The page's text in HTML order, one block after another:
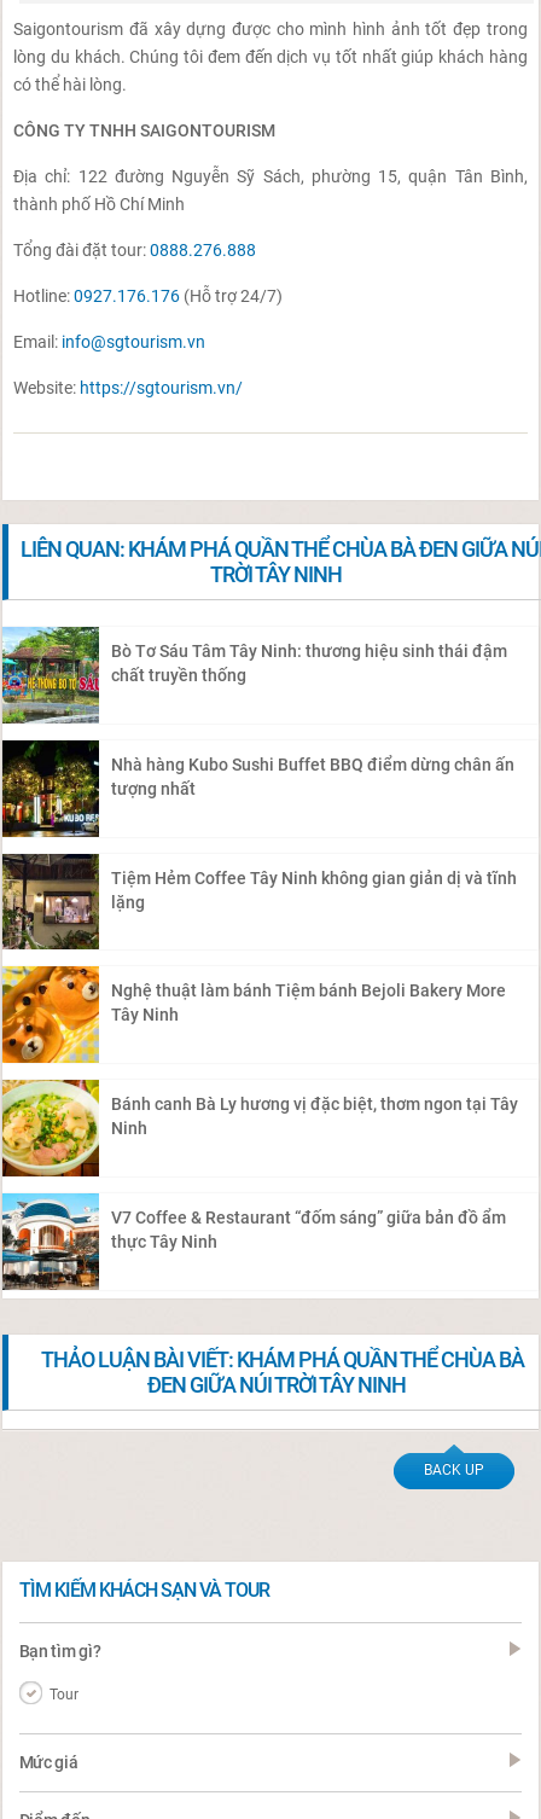
Saigontourism đã xây dựng được cho mình hình ảnh tốt đẹp trong
lòng du khách. Chúng tôi đem đến dịch vụ tốt nhất giúp khách hàng
có thể hài lòng.
CÔNG TY TNHH SAIGONTOURISM
Địa chỉ: 122 đường Nguyễn Sỹ Sách, phường 15, quận Tân Bình,
thành phố Hồ Chí Minh
Tổng đài đặt tour:0888.276.888
Hotline:0927.176.176 (Hỗ trợ 24/7)
Email: info@sgtourism.vn
Website: https://sgtourism.vn/
LIÊN QUAN: KHÁM PHÁ QUẦN THỂ CHÙA BÀ ĐEN GIỮA
TRỜI TÂY NINH
Bò Tơ Sáu Tâm Tây Ninh: thương hiệu sinh thái đậm
chất truyền thống
Nhà hàng Kubo Sushi Buffet BBQ điểm dừng chân ấn
tượng nhất
Tiệm Hẻm Coffee Tây Ninh không gian giản dị và tĩnh
lặng
Nghệ thuật làm bánh Tiệm bánh Bejoli Bakery More
Tây Ninh
Bánh canh Bà Ly hương vị đặc biệt, thơm ngon tại Tây
Ninh
V7 Coffee & Restaurant “đốm sáng” giữa bản đồ ẩm
thực Tây Ninh
THẢO LUẬN BÀI VIẾT: KHÁM PHÁ QUẦN THỂ CHÙA BÀ
ĐEN GIỮA NÚI TRỜI TÂY NINH
BACK UP
TÌM KIẾM KHÁCH SẠN VÀ TOUR
Bạn tìm gì?
Tour
Mức giá